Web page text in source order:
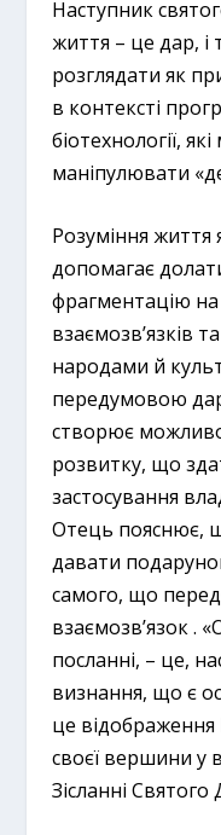
Наступник
життя – це дар,
розглядати як
в контексті
біотехнології,
маніпулювати
Розуміння життя
допомагає
фрагментацію
взаємозв’язків
народами й
передумовою
створює
розвитку, що
застосування
Отець пояснює,
давати
самого, що
взаємозв’язок .
посланні, – це,
визнання, що є
це
своєї вершини у
Зісланні Святого